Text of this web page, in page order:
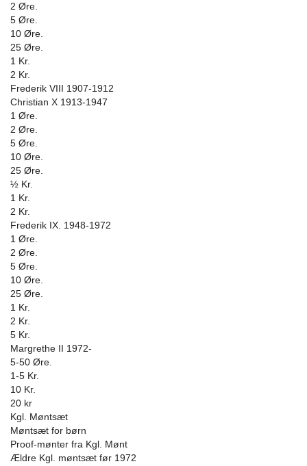
2 Øre.
5 Øre.
10 Øre.
25 Øre.
1 Kr.
2 Kr.
Frederik VIII 1907-1912
Christian X 1913-1947
1 Øre.
2 Øre.
5 Øre.
10 Øre.
25 Øre.
½ Kr.
1 Kr.
2 Kr.
Frederik IX. 1948-1972
1 Øre.
2 Øre.
5 Øre.
10 Øre.
25 Øre.
1 Kr.
2 Kr.
5 Kr.
Margrethe II 1972-
5-50 Øre.
1-5 Kr.
10 Kr.
20 kr
Kgl. Møntsæt
Møntsæt for børn
Proof-mønter fra Kgl. Mønt
Ældre Kgl. møntsæt før 1972